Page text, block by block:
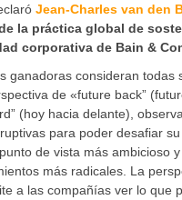
Jean-Charles van den
la práctica global de
corporativa de Bain &
ganadoras consideran todas
de «future back”
(hoy hacia delante),
para poder desafiar su
de vista más ambicioso
más radicales. La
a las compañías ver lo que